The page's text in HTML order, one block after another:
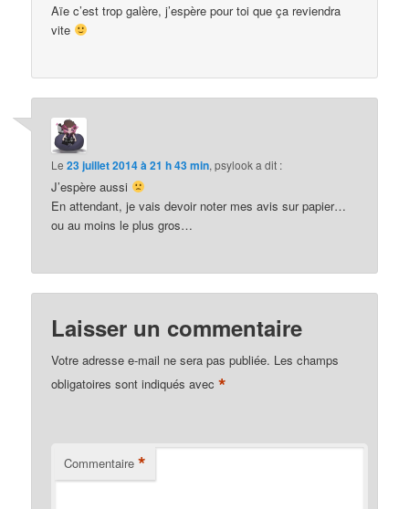
Aïe c’est trop galère, j’espère pour toi que ça reviendra
vite
Le23 juillet 2014 à 21 h 43 min,psylooka dit :
J’espère aussi
En attendant, je vais devoir noter mes avis sur papier…
ou au moins le plus gros…
Laisser un commentaire
Votre adresse e-mail ne sera pas publiée. Les champs
obligatoires sont indiqués avec*
Commentaire *